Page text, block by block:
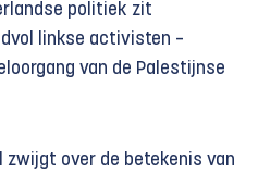
politiek zit
linkse activisten –
van de Palestijnse
zwijgt over de betekenis van